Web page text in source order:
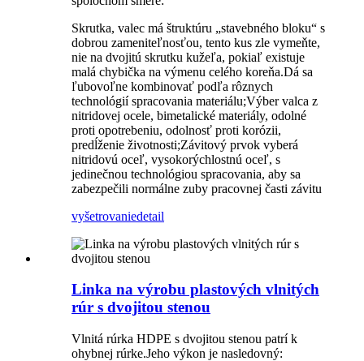
Skrutka, valec má štruktúru „stavebného bloku“ s
dobrou zameniteľnosťou, tento kus zle vymeňte,
nie na dvojitú skrutku kužeľa, pokiaľ existuje
malá chybička na výmenu celého koreňa.Dá sa
ľubovoľne kombinovať podľa rôznych
technológií spracovania materiálu;Výber valca z
nitridovej ocele, bimetalické materiály, odolné
proti opotrebeniu, odolnosť proti korózii,
predĺženie životnosti;Závitový prvok vyberá
nitridovú oceľ, vysokorýchlostnú oceľ, s
jedinečnou technológiou spracovania, aby sa
zabezpečili normálne zuby pracovnej časti závitu
vyšetrovaniedetail
Linka na výrobu plastových vlnitých
rúr s dvojitou stenou
Vlnitá rúrka HDPE s dvojitou stenou patrí k
ohybnej rúrke.Jeho výkon je nasledovný: